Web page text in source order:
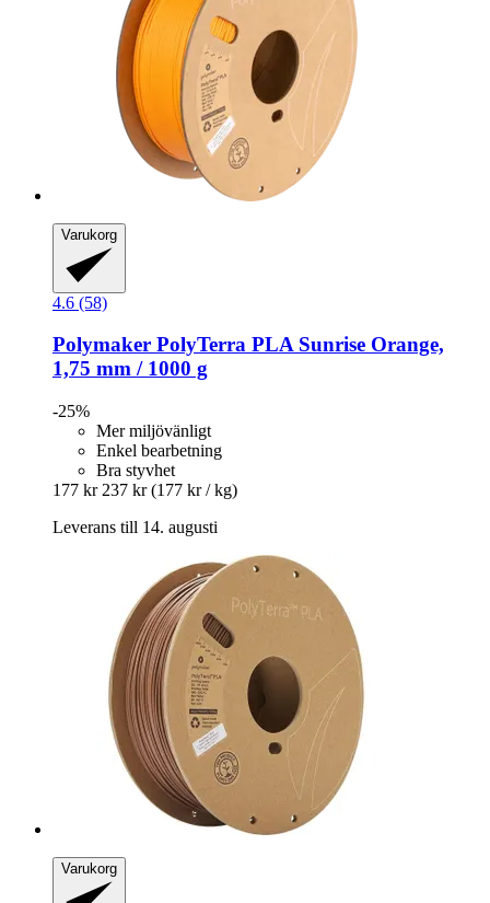
Varukorg
4.6 (58)
Polymaker PolyTerra PLA Sunrise Orange,
1,75 mm / 1000 g
-25%
Mer miljövänligt
Enkel bearbetning
Bra styvhet
177 kr 237 kr (177 kr / kg)
Leverans till 14. augusti
Varukorg